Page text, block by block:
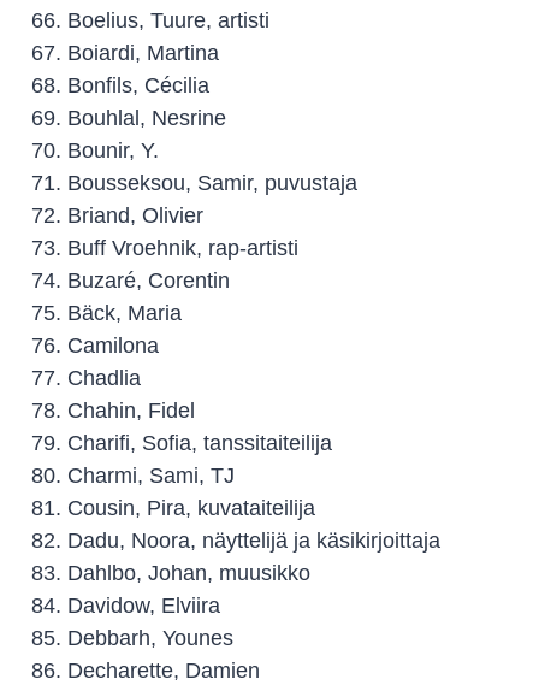
Boelius, Tuure, artisti
Boiardi, Martina
Bonfils, Cécilia
Bouhlal, Nesrine
Bounir, Y.
Bousseksou, Samir, puvustaja
Briand, Olivier
Buff Vroehnik, rap-artisti
Buzaré, Corentin
Bäck, Maria
Camilona
Chadlia
Chahin, Fidel
Charifi, Sofia, tanssitaiteilija
Charmi, Sami, TJ
Cousin, Pira, kuvataiteilija
Dadu, Noora, näyttelijä ja käsikirjoittaja
Dahlbo, Johan, muusikko
Davidow, Elviira
Debbarh, Younes
Decharette, Damien